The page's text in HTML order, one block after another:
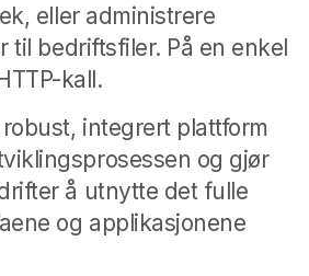
eller administrere
til bedriftsfiler. På en enkel
kall.
integrert plattform
og gjør
å utnytte det fulle
og applikasjonene